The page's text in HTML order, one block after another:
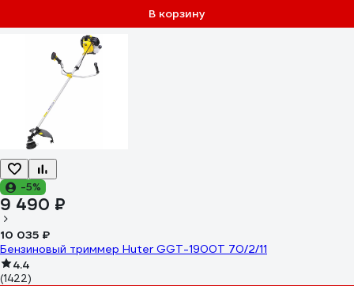
В корзину
-5%
9 490 ₽
10 035 ₽
Бензиновый триммер Huter GGT-1900T 70/2/11
4.4
(1422)